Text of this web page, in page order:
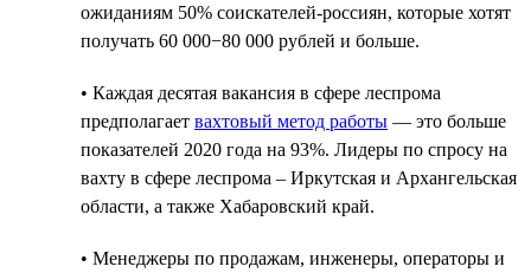
ожиданиям 50% соискателей-россиян, которые хотят
получать 60 000−80 000 рублей и больше.
• Каждая десятая вакансия в сфере леспрома
предполагает вахтовый метод работы — это больше
показателей 2020 года на 93%. Лидеры по спросу на
вахту в сфере леспрома – Иркутская и Архангельская
области, а также Хабаровский край.
• Менеджеры по продажам, инженеры, операторы и